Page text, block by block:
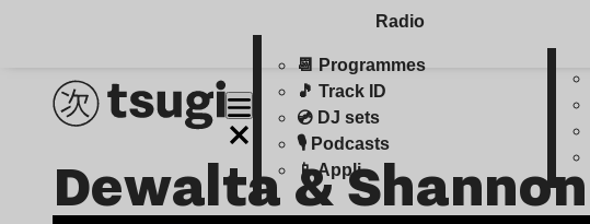
Radio
📆 Programmes
🎵 Track ID
💿 DJ sets
🎙️ Podcasts
📱 Appli
Dewalta & Shannon